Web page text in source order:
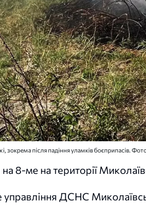
зокрема після падіння уламків боєприпасів.
8-ме на території
управління ДСНС